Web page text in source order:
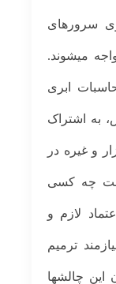
سرورهای
می­شوند.
ابری
به اشتراک
و غیره در
چه کسی
لازم و
ترمیم
این چالشها